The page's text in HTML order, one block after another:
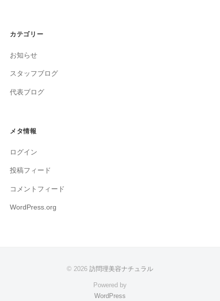
カテゴリー
お知らせ
スタッフブログ
代表ブログ
メタ情報
ログイン
投稿フィード
コメントフィード
WordPress.org
© 2026 訪問理美容ナチュラル
Powered by
WordPress